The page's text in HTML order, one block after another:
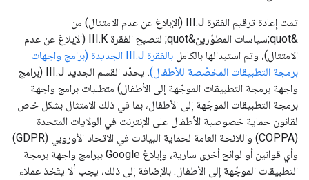
تمت إعادة ترقيم الفقرة III.J (الإبلاغ عن عدم الامتثال) من
&quot;سياسات المطوّرين&quot; لتصبح الفقرة III.K (الإبلاغ عن عدم
الامتثال)، وتم استبدالها بالكامل
بالفقرة III.J الجديدة (برامج واجهات
برمجة التطبيقات المخصّصة للأطفال)
. يحدّد القسم الجديد III.J (برامج
واجهة برمجة التطبيقات الموجّهة إلى الأطفال) متطلبات برامج واجهة
برمجة التطبيقات الموجّهة إلى الأطفال، بما في ذلك الامتثال بشكل خاص
لقانون حماية خصوصية الأطفال على الإنترنت في الولايات المتحدة
(COPPA) واللائحة العامة لحماية البيانات في الاتحاد الأوروبي (GDPR)
وأي قوانين أو لوائح أخرى سارية، وإبلاغ Google ببرامج واجهة برمجة
التطبيقات الموجّهة إلى الأطفال. بالإضافة إلى ذلك، يجب ألا يتّخذ عملاء